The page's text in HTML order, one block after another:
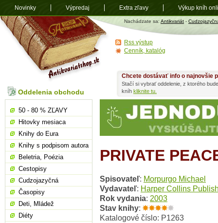
Antikvariát
shop.sk
Nachádzate sa: Antikvariát -
PRIVATE
Spisovateľ: Morpurgo Michael
Vydavateľ: Harper Collins
Rok vydania: 2003
Stav knihy:
Katalogové číslo: P1263
Chcete dostávať info o najnovšie
Stačí si vybrať oddelenie, z ktorého
kníh kliknite tu.
Oddelenia obchodu
50 - 80 % ZĽAVY
Hitovky mesiaca
Knihy do Eura
Knihy s podpisom autora
Beletria, Poézia
Cestopisy
Cudzojazyčná
Časopisy
Deti, Mládež
Diéty
Rss výstup
Cenník, katalóg
Novinky Výpredaj Extra zľavy Výkup kníh